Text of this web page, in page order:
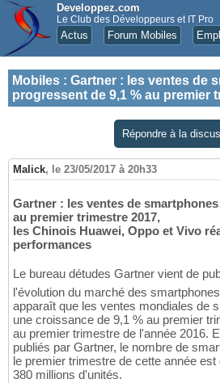
Developpez.com
Le Club des Développeurs et IT Pro
Actus Forum Mobiles
Mobiles : Gartner : les ventes de
progressent de 9,1 % au premier
Répondre à la
Malick, le 23/05/2017 à 20h33
Gartner : les ventes de
au premier trimestre 2017,
les Chinois Huawei, Oppo et Vivo
performances
Le bureau détudes Gartner vient de
l'évolution du marché des
apparaît que les ventes mondiales de
une croissance de 9,1 % au premier
au premier trimestre de l'année 2016.
publiés par Gartner, le nombre de
le premier trimestre de cette année
380 millions d'unités.